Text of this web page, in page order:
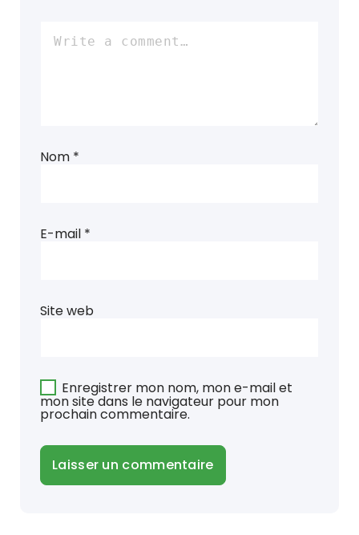
Nom *
E-mail *
Site web
Enregistrer mon nom, mon e-mail et
mon site dans le navigateur pour mon
prochain commentaire.